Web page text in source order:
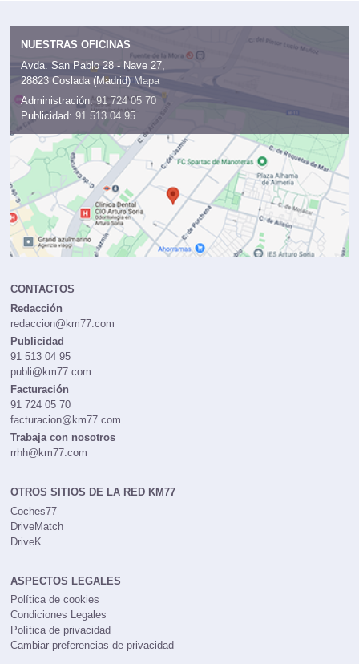
NUESTRAS OFICINAS
Avda. San Pablo 28 - Nave 27,
28823 Coslada (Madrid) Mapa
Administración: 91 724 05 70
Publicidad: 91 513 04 95
CONTACTOS
Redacción
redaccion@km77.com
Publicidad
91 513 04 95
publi@km77.com
Facturación
91 724 05 70
facturacion@km77.com
Trabaja con nosotros
rrhh@km77.com
OTROS SITIOS DE LA RED KM77
Coches77
DriveMatch
DriveK
ASPECTOS LEGALES
Política de cookies
Condiciones Legales
Política de privacidad
Cambiar preferencias de privacidad